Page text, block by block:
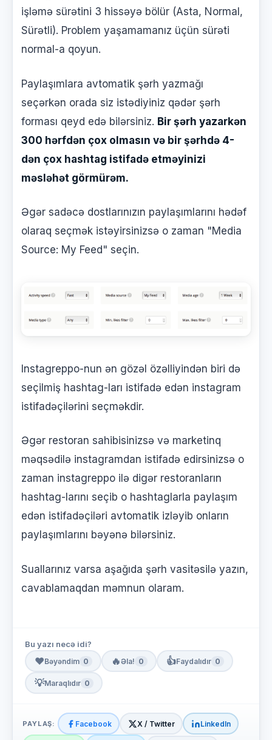
işləmə sürətini 3 hissəyə bölür (Asta, Normal,
Sürətli). Problem yaşamamanız üçün sürəti
normal-a qoyun.
Paylaşımlara avtomatik şərh yazmağı
seçərkən orada siz istədiyiniz qədər şərh
forması qeyd edə bilərsiniz. Bir şərh yazarkən
300 hərfdən çox olmasın və bir şərhdə 4-
dən çox hashtag istifadə etməyinizi
məsləhət görmürəm.
Əgər sadəcə dostlarınızın paylaşımlarını hədəf
olaraq seçmək istəyirsinizsə o zaman "Media
Source: My Feed" seçin.
Instagreppo-nun ən gözəl özəlliyindən biri də
seçilmiş hashtag-ları istifadə edən instagram
istifadəçilərini seçməkdir.
Əgər restoran sahibisinizsə və marketinq
məqsədilə instagramdan istifadə edirsinizsə o
zaman instagreppo ilə digər restoranların
hashtag-larını seçib o hashtaglarla paylaşım
edən istifadəçiləri avtomatik izləyib onların
paylaşımlarını bəyənə bilərsiniz.
Suallarınız varsa aşağıda şərh vasitəsilə yazın,
cavablamaqdan məmnun olaram.
Bu yazı necə idi?
❤️Bəyəndim 0 🔥Əla! 0 👍Faydalıdır 0
💡Maraqlıdır 0
PAYLAŞ: Facebook X / Twitter LinkedIn